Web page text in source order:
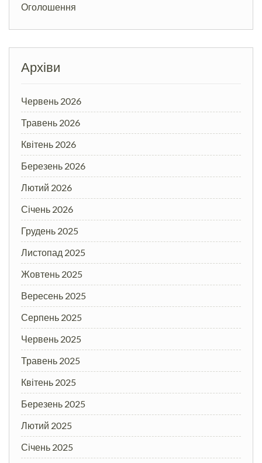
Оголошення
Архіви
Червень 2026
Травень 2026
Квітень 2026
Березень 2026
Лютий 2026
Січень 2026
Грудень 2025
Листопад 2025
Жовтень 2025
Вересень 2025
Серпень 2025
Червень 2025
Травень 2025
Квітень 2025
Березень 2025
Лютий 2025
Січень 2025